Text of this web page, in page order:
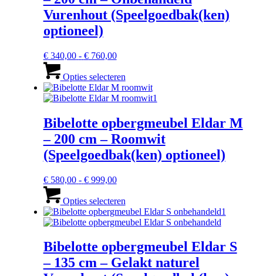
gekozen
worden
Vurenhout (Speelgoedbak(ken)
optioneel)
€340,00 - €760,00Prijsklasse:
tot
€ 760,00
Opties selecterenproduct
heeft
meerdere
Deze
optie
kan
gekozen
worden
Bibelotte opbergmeubel Eldar M
– 200 cm – Roomwit
(Speelgoedbak(ken) optioneel)
€580,00 - €999,00Prijsklasse:
tot
€ 999,00
Opties selecterenproduct
heeft
meerdere
Deze
optie
kan
Bibelotte opbergmeubel Eldar S
– 135 cm – Gelakt naturel